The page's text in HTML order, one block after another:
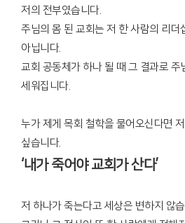
저의 전부였습니다.
주님의 몸 된 교회는 저 한 사람의 리더
아닙니다.
교회 공동체가 하나 될 때 그 결과로 주
세워집니다.
누가 제게 목회 철학을 물어오신다면
싶습니다.
‘내가 죽어야 교회가 산다’
저 하나가 죽는다고 세상은 변하지 않